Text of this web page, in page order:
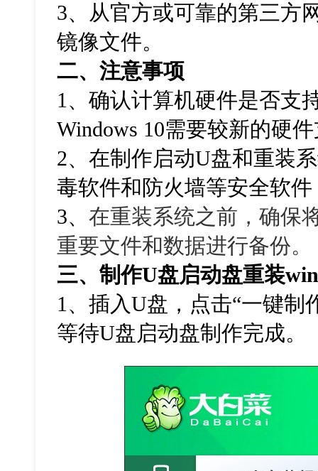
3、从官方或可靠的第三方
镜像文件。
二、注意事项
1、确认计算机硬件是否支
Windows 10需要较新的硬
2、在制作启动U盘和重装
毒软件和防火墙等安全软
3、在重装系统之前，确保
重要文件和数据进行备份。
三、制作U盘启动盘重装
1、插入U盘，点击“一键制
等待U盘启动盘制作完成。